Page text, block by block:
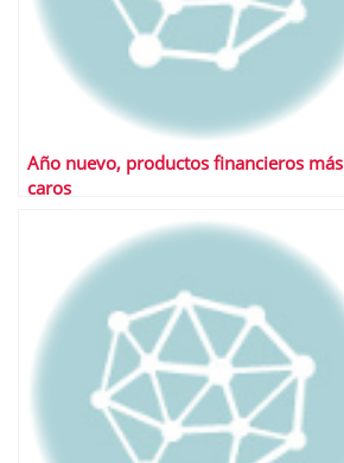
Año nuevo, productos financieros más
caros